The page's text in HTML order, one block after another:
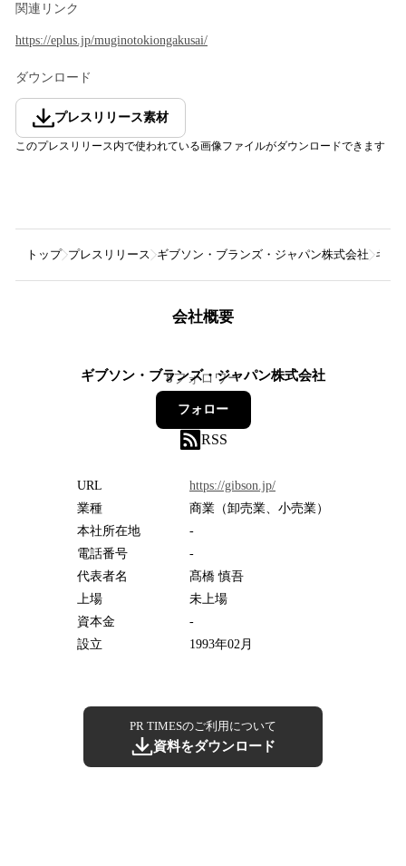
関連リンク
https://eplus.jp/muginotokiongakusai/
ダウンロード
プレスリリース素材
このプレスリリース内で使われている画像ファイルがダウンロードできます
トップ プレスリリース ギブソン・ブランズ・ジャパン株式会社 ギブ
会社概要
ギブソン・ブランズ・ジャパン株式会社
8フォロワー
フォロー
RSS
URL
https://gibson.jp/
業種
商業（卸売業、小売業）
本社所在地
-
電話番号
-
代表者名
髙橋 慎吾
上場
未上場
資本金
-
設立
1993年02月
PR TIMESのご利用について
資料をダウンロード